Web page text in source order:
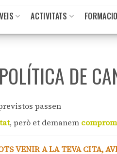
ACTIVITATS
POLÍTICA DE
passen
, però et demanem
VENIR A LA TEVA CITA,